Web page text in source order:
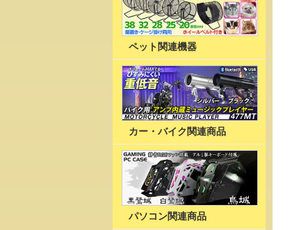
ペット関連機器
カー・バイク関連商品
パソコン関連商品